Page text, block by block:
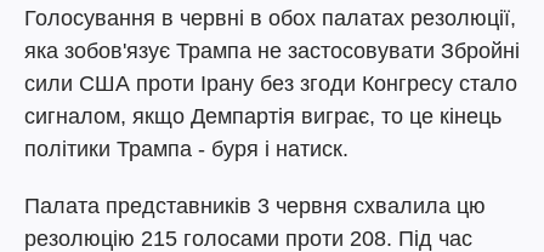
Голосування в червні в обох палатах резолюції,
яка зобов'язує Трампа не застосовувати Збройні
сили США проти Ірану без згоди Конгресу стало
сигналом, якщо Демпартія виграє, то це кінець
політики Трампа - буря і натиск.
Палата представників 3 червня схвалила цю
резолюцію 215 голосами проти 208. Під час